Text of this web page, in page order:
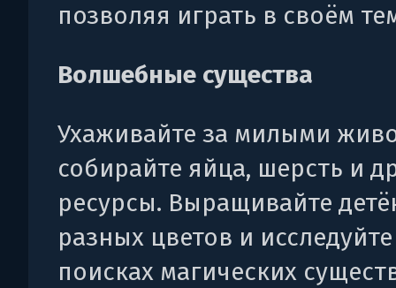
позволяя играть в своём
Волшебные существа
Ухаживайте за милыми
собирайте яйца, шерсть и
ресурсы. Выращивайте
разных цветов и
поисках магических